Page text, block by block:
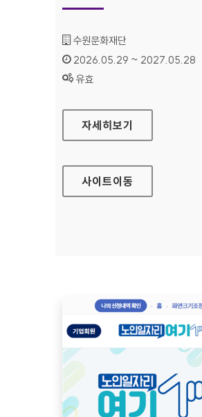
기관명 :
수원문화재단
인증기간 :
2026.05.29 ~ 2027.05.28
상태 :
유효
수원문화재단 대표
자세히보기
사이트이동